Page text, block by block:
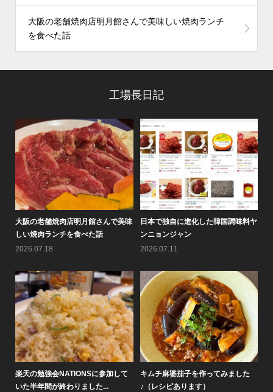
大阪の老舗焼肉店明月館さんで美味しい焼肉ランチ
を食べた話
工場長日記
大阪の老舗焼肉店明月館さんで美味
しい焼肉ランチを食べた話
2026.07.18
日本で独自に進化した韓国調味料ヤ
ンニョンジャン
2026.07.11
楽天の勉強会NATIONSに参加して
いた半年間が終わりました...
キムチ麻婆茄子を作ってみました
♪（レシピあります）